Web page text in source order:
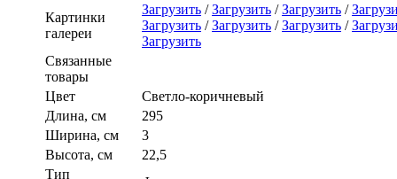
Картинки
галереи
Загрузить /Загрузить /Загрузить /
Загрузить /Загрузить /Загрузить /
Загрузить
Связанные
товары
Цвет
Светло-коричневый
Длина, см
295
Ширина, см
3
Высота, см
22,5
Тип